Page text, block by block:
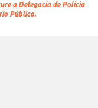
a Delegacia de Polícia
Público.